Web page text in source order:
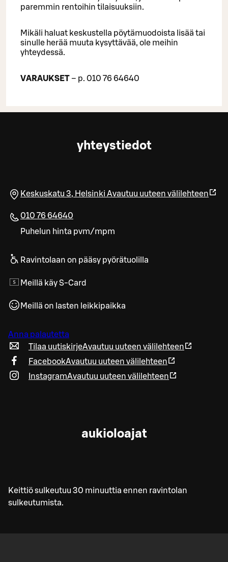
paremmin rentoihin tilaisuuksiin.
Mikäli haluat keskustella pöytämuodoista lisää tai
sinulle herää muuta kysyttävää, ole meihin
yhteydessä.
VARAUKSET – p. 010 76 64640
yhteystiedot
Keskuskatu 3, Helsinki Avautuu uuteen välilehteen
010 76 64640
Puhelun hinta pvm/mpm
Ravintolaan on pääsy pyörätuolilla
Meillä käy S-Card
Meillä on lasten leikkipaikka
Anna palautetta
Tilaa uutiskirjeAvautuu uuteen välilehteen
FacebookAvautuu uuteen välilehteen
InstagramAvautuu uuteen välilehteen
aukioloajat
Keittiö sulkeutuu 30 minuuttia ennen ravintolan
sulkeutumista.